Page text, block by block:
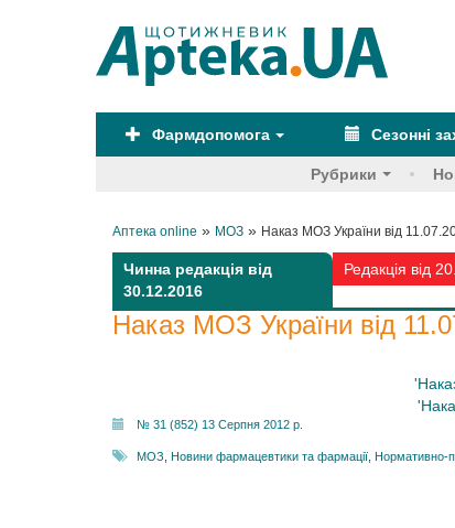
Фармдопомога Сезонні
Рубрики
Аптека online » МОЗ » Наказ МОЗ України від
Чинна редакція від
30.12.2016
Редакція від
Наказ МОЗ України від
№ 31 (852) 13 Серпня 2012 р.
МОЗ Новини фармацевтики та фармації Нормативно-